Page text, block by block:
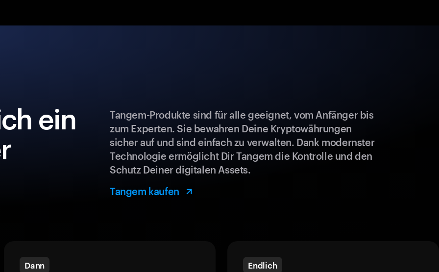
ein
Tangem-Produkte sind für alle geeignet, vom Anfänger bis
zum Experten. Sie bewahren Deine Kryptowährungen
sicher auf und sind einfach zu verwalten. Dank modernster
Technologie ermöglicht Dir Tangem die Kontrolle und den
Schutz Deiner digitalen Assets.
Tangem kaufen
Dann Endlich